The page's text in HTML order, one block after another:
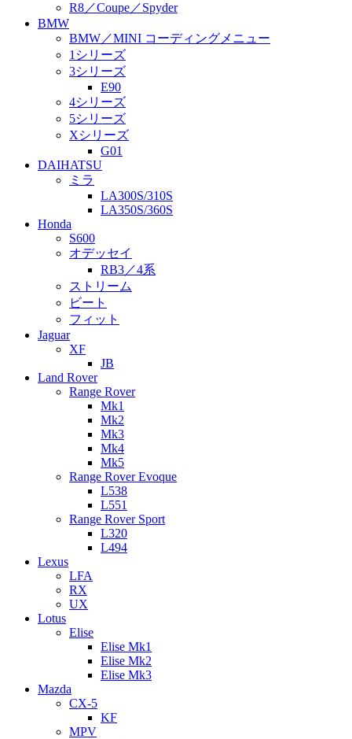
R8／Coupe／Spyder
BMW
BMW／MINI コーディングメニュー
1シリーズ
3シリーズ
E90
4シリーズ
5シリーズ
Xシリーズ
G01
DAIHATSU
ミラ
LA300S/310S
LA350S/360S
Honda
S600
オデッセイ
RB3／4系
ストリーム
ビート
フィット
Jaguar
XF
JB
Land Rover
Range Rover
Mk1
Mk2
Mk3
Mk4
Mk5
Range Rover Evoque
L538
L551
Range Rover Sport
L320
L494
Lexus
LFA
RX
UX
Lotus
Elise
Elise Mk1
Elise Mk2
Elise Mk3
Mazda
CX-5
KF
MPV